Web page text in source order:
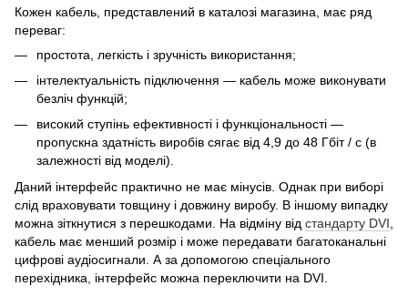
Кожен кабель, представлений в каталозі магазина, має ряд
переваг:
простота, легкість і зручність використання;
інтелектуальність підключення — кабель може виконувати
безліч функцій;
високий ступінь ефективності і функціональності —
пропускна здатність виробів сягає від 4,9 до 48 Гбіт / с (в
залежності від моделі).
Даний інтерфейс практично не має мінусів. Однак при виборі
слід враховувати товщину і довжину виробу. В іншому випадку
можна зіткнутися з перешкодами. На відміну від стандарту DVI
кабель має менший розмір і може передавати багатоканальні
цифрові аудіосигнали. А за допомогою спеціального
перехідника, інтерфейс можна переключити на DVI.